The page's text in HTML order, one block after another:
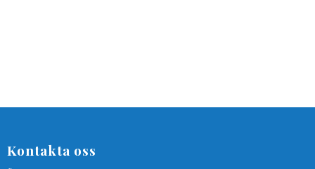
Kontakta oss